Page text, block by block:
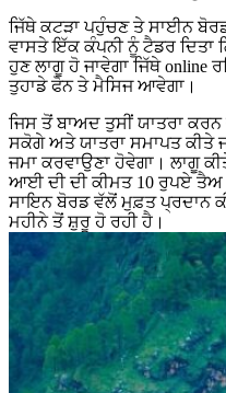
ਜਿੱਥੇ ਕਟੜਾ ਪਹੁੰਚਣ ਤੇ ਸਾਈਨ
ਵਾਸਤੇ ਇੱਕ ਕੰਪਨੀ ਨੂੰ ਟੈਡਰ
ਹੁਣ ਲਾਗੂ ਹੋ ਜਾਵੇਗਾ ਜਿੱਥੇ online
ਤੁਹਾਡੇ ਫੋਨ ਤੇ ਮੈਸਿਜ ਆਵੇਗਾ।
ਜਿਸ ਤੋਂ ਬਾਅਦ ਤੁਸੀਂ ਯਾਤਰਾ
ਸਕੋਗੇ ਅਤੇ ਯਾਤਰਾ ਸਮਾਪਤ ਕੀਤੇ
ਜਮਾ ਕਰਵਾਉਣਾ ਹੋਵੇਗਾ। ਲਾਗੂ
ਆਈ ਦੀ ਦੀ ਕੀਮਤ 10 ਰੁਪਏ
ਸਾਇਨ ਬੋਰਡ ਵੱਲੋਂ ਮੁਫ਼ਤ ਪ੍ਰਦਾਨ
ਮਹੀਨੇ ਤੋਂ ਸ਼ੁਰੂ ਹੋ ਰਹੀ ਹੈ।